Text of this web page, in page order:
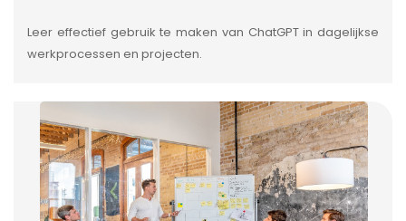
Leer effectief gebruik te maken van ChatGPT in dagelijkse
werkprocessen en projecten.